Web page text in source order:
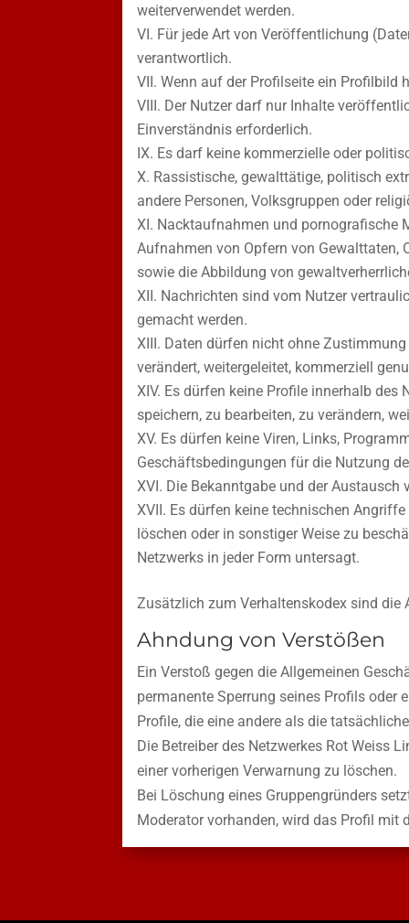
weiterverwendet werden.
Für jede Art von Veröffentlichung
verantwortlich.
Wenn auf der Profilseite ein Profilbild
Der Nutzer darf nur Inhalte
Einverständnis erforderlich.
Es darf keine kommerzielle oder
Rassistische, gewalttätige, politisch
andere Personen, Volksgruppen oder
Nacktaufnahmen und pornografische
Aufnahmen von Opfern von Gewalttaten,
sowie die Abbildung von
Nachrichten sind vom Nutzer
gemacht werden.
Daten dürfen nicht ohne
verändert, weitergeleitet, kommerziell
Es dürfen keine Profile innerhalb des
speichern, zu bearbeiten, zu verändern,
Es dürfen keine Viren, Links,
Geschäftsbedingungen für die Nutzung
Die Bekanntgabe und der
Es dürfen keine technischen
löschen oder in sonstiger Weise zu
Netzwerks in jeder Form untersagt.
Zusätzlich zum Verhaltenskodex sind die
Ahndung von Verstößen
Ein Verstoß gegen die Allgemeinen
permanente Sperrung seines Profils oder
Profile, die eine andere als die
Die Betreiber des Netzwerkes Rot Weiss
einer vorherigen Verwarnung zu löschen.
Bei Löschung eines Gruppengründers
Moderator vorhanden, wird das Profil mit